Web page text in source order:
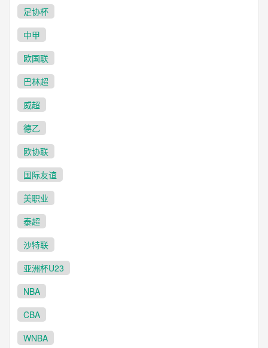
足协杯
中甲
欧国联
巴林超
威超
德乙
欧协联
国际友谊
美职业
泰超
沙特联
亚洲杯U23
NBA
CBA
WNBA